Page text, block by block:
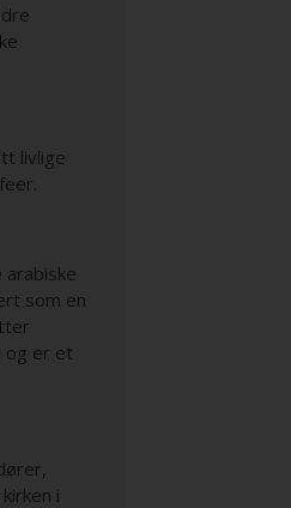
livlige
arabiske
som en
og er et
i